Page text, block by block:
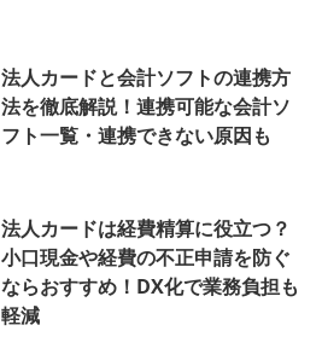
法人カードと会計ソフトの連携方
法を徹底解説！連携可能な会計ソ
フト一覧・連携できない原因も
法人カードは経費精算に役立つ？
小口現金や経費の不正申請を防ぐ
ならおすすめ！DX化で業務負担も
軽減